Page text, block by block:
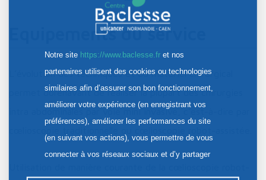
Equipements du service
L’évolution des techniques et du matériel chirurgical
permet dorénavant de réaliser la plupart des chirurgies
intra abdominales par voie mini invasive, c’est-à-dire par
Notre site https://www.baclesse.fret nos
partenaires utilisent des cookies ou technologies
similaires afin d’assurer son bon fonctionnement,
améliorer votre expérience (en enregistrant vos
préférences), améliorer les performances du site
(en suivant vos actions), vous permettre de vous
connecter à vos réseaux sociaux et d’y partager